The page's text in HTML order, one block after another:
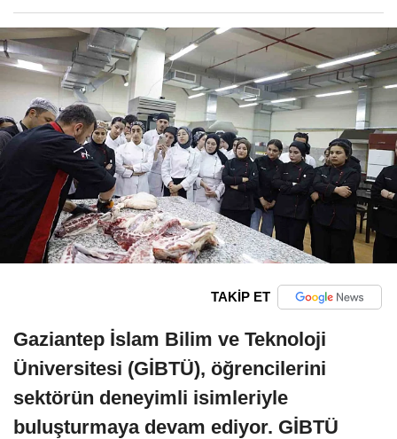
TAKİP ET
Gaziantep İslam Bilim ve Teknoloji
Üniversitesi (GİBTÜ), öğrencilerini
sektörün deneyimli isimleriyle
buluşturmaya devam ediyor. GİBTÜ